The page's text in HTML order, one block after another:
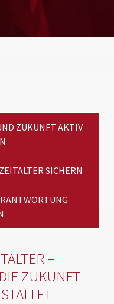
ZUKUNFT AKTIV
SICHERN
–
ZUKUNFT